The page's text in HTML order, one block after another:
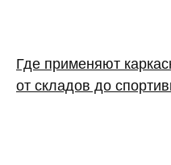
Где применяют
от складов до